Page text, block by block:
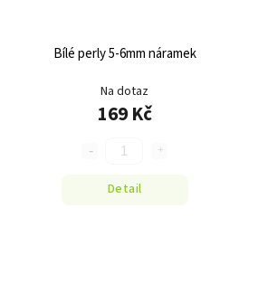
Bílé perly 5-6mm náramek
Na dotaz
169 Kč
Detail